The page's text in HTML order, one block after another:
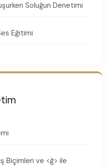
Soluğun Denetimi
Eğitimi
Biçimleri ve <ğ> ile